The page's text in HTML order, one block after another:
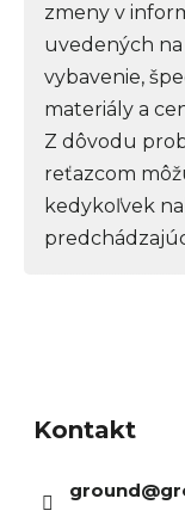
zmeny v
uvedených na
vybavenie,
materiály a
Z dôvodu
reťazcom
kedykoľvek
Kontakt
ground@